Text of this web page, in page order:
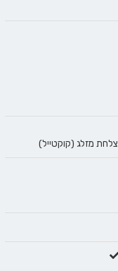
צלחת מזלג (קוקטייל)